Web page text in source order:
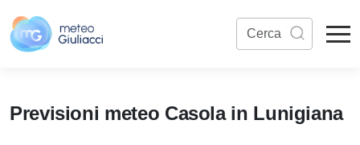
Previsioni meteo Casola in Lunigiana